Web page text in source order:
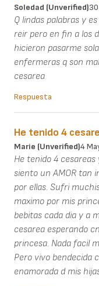
Soledad (unverified)
Q lindas palabras y
reir pero en fin a los
hicieron pasarme
enfermeras q son
cesarea
Respuesta
He tenido 4
Marie (unverified)4
He tenido 4
siento un AMOR tan
por ellas. Sufri
maximo por mis
bebitas cada dia y a
cesarea esperando
princesa. Nada facil
Pero vivo bendecida
enamorada d mis